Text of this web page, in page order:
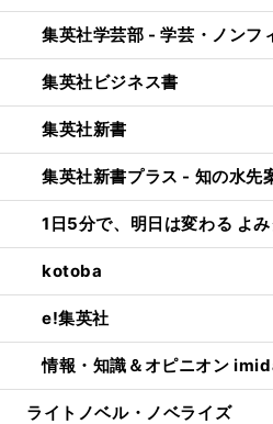
集英社学芸部 - 学芸・ノンフ
集英社ビジネス書
集英社新書
集英社新書プラス - 知の水先
1日5分で、明日は変わる よ
kotoba
e!集英社
情報・知識＆オピニオン
ライトノベル・ノベライズ